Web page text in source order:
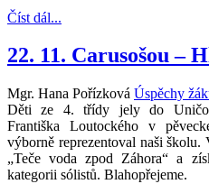
Číst dál...
22. 11. Carusošou –
Mgr. Hana Pořízková Úspěchy
Děti ze 4. třídy jely do
Františka Loutockého v
výborně reprezentoval naši
„Teče voda zpod Záhora“ a
kategorii sólistů. Blahopřejeme.